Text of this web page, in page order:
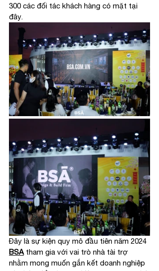
300 các đối tác khách hàng có mặt tại
đây.
Đây là sự kiện quy mô đầu tiên năm 2024
BSA tham gia với vai trò nhà tài trợ
nhằm mong muốn gắn kết doanh nghiệp